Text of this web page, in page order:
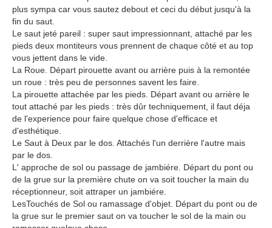
plus sympa car vous sautez debout et ceci du début jusqu'à la
fin du saut.
Le saut jeté pareil : super saut impressionnant, attaché par les
pieds deux montiteurs vous prennent de chaque côté et au top
vous jettent dans le vide.
La Roue. Départ pirouette avant ou arrière puis à la remontée
un roue : très peu de personnes savent les faire.
La pirouette attachée par les pieds. Départ avant ou arrière le
tout attaché par les pieds : très dûr techniquement, il faut déja
de l'experience pour faire quelque chose d'efficace et
d'esthétique.
Le Saut à Deux par le dos. Attachés l'un derrière l'autre mais
par le dos.
L' approche de sol ou passage de jambiére. Départ du pont ou
de la grue sur la première chute on va soit toucher la main du
réceptionneur, soit attraper un jambiére.
LesTouchés de Sol ou ramassage d'objet. Départ du pont ou de
la grue sur le premier saut on va toucher le sol de la main ou